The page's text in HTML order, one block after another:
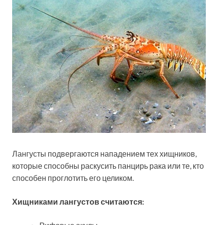
Лангусты подвергаются нападением тех хищников,
которые способны раскусить панцирь рака или те, кто
способен проглотить его целиком.
Хищниками лангустов считаются: